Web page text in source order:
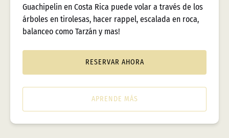
Guachipelin en Costa Rica puede volar a través de los
árboles en tirolesas, hacer rappel, escalada en roca,
balanceo como Tarzán y mas!
RESERVAR AHORA
APRENDE MÁS